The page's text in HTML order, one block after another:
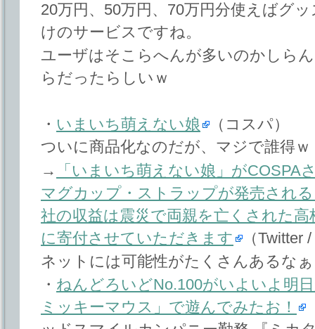
20万円、50万円、70万円分使えばグ
けのサービスですね。
ユーザはそこらへんが多いのかしら
らだったらしいｗ
・ いまいち萌えない娘
（コスパ）
ついに商品化なのだが、マジで誰得ｗ
→
「いまいち萌えない娘」がCOSPA
マグカップ・ストラップが発売され
社の収益は震災で両親を亡くされた
に寄付させていただきます
（
ネットには可能性がたくさんあるな
・ ねんどろいどNo.100がいよいよ明
ミッキーマウス」で遊んでみたお！